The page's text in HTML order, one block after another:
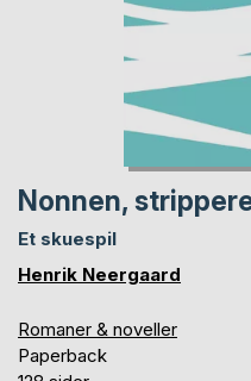
Nonnen,
Et skuespil
Henrik Neergaard
Romaner & noveller
Paperback